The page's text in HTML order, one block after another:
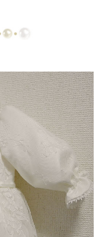
バッグ
レーム型ミニチ
ールとコサージ
レスと1/4ミニ
レス＆タキシ